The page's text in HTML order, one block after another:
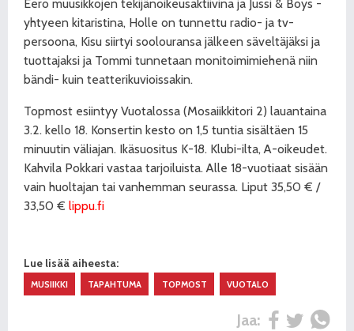
Eero muusikkojen tekijänoikeusaktiivina ja Jussi & Boys -
yhtyeen kitaristina, Holle on tunnettu radio- ja tv-
persoona, Kisu siirtyi soolouransa jälkeen säveltäjäksi ja
tuottajaksi ja Tommi tunnetaan monitoimimiehenä niin
bändi- kuin teatterikuvioissakin.
Topmost esiintyy Vuotalossa (Mosaiikkitori 2) lauantaina
3.2. kello 18. Konsertin kesto on 1,5 tuntia sisältäen 15
minuutin väliajan. Ikäsuositus K-18. Klubi-ilta, A-oikeudet.
Kahvila Pokkari vastaa tarjoiluista. Alle 18-vuotiaat sisään
vain huoltajan tai vanhemman seurassa. Liput 35,50 € /
33,50 € lippu.fi
Lue lisää aiheesta:
MUSIIKKI TAPAHTUMA TOPMOST VUOTALO
Jaa: